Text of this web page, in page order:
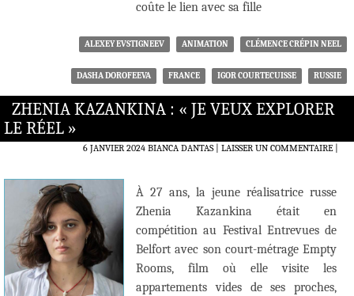
coûte le lien avec sa fille
ALEXEY EVSTIGNEEV ANIMATION CLÉMENCE CRÉPIN NEEL
DASHA DOROFEEVA FRANCE IGOR COURTECUISSE RUSSIE
ZHENIA KAZANKINA : « JE VEUX EXPLORER
LE RÉEL »
6 JANVIER 2024 BIANCA DANTAS LAISSER UN COMMENTAIRE|
À 27 ans, la jeune réalisatrice russe
Zhenia Kazankina était en
compétition au Festival Entrevues de
Belfort avec son court-métrage Empty
Rooms, film où elle visite les
appartements vides de ses proches,